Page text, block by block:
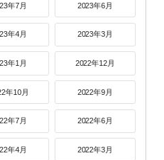
年7月 2023年6月
年4月 2023年3月
年1月 2022年12月
年10月 2022年9月
年7月 2022年6月
年4月 2022年3月